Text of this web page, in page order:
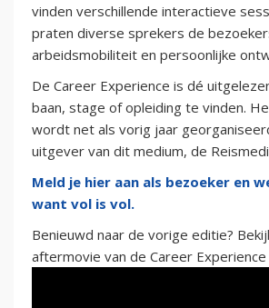
vinden verschillende interactieve
praten diverse sprekers de
arbeidsmobiliteit en persoonlijke
De Career Experience is dé
baan, stage of opleiding te vinden.
wordt net als vorig jaar
uitgever van dit medium, de
Meld je hier aan als bezoeker en
want vol is vol.
Benieuwd naar de vorige editie?
aftermovie van de Career Experience